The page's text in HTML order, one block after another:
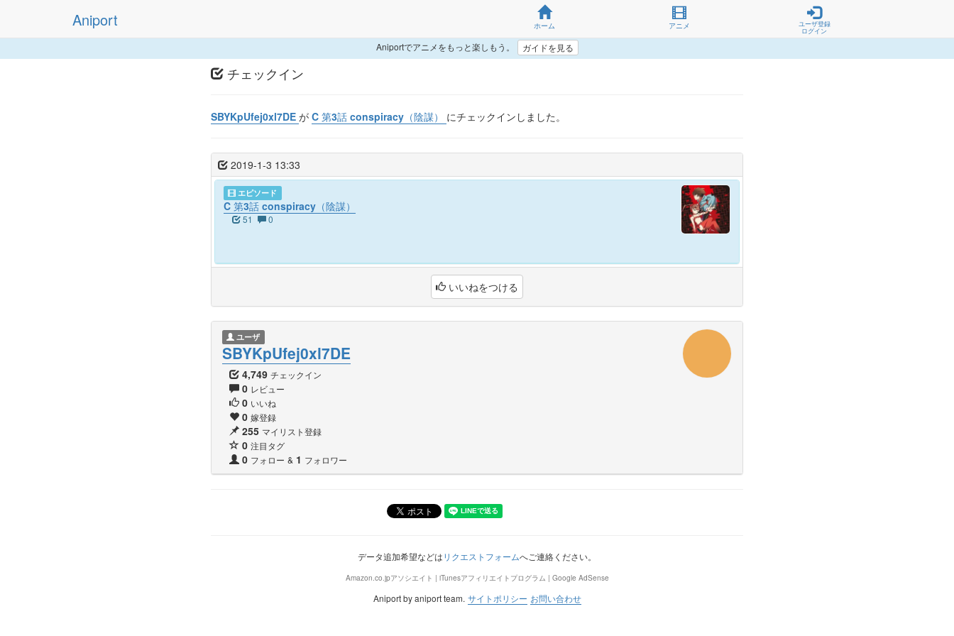
Aniport ホーム アニメ
ユーザ登録
ログイン
Aniportでアニメをもっと楽しもう。 ガイドを見る
チェックイン
SBYKpUfej0xl7DE が C 第3話 conspiracy（陰謀） にチェックインしました。
2019-1-3 13:33
エピソード
C 第3話 conspiracy（陰謀）
51 0
いいねをつける
ユーザ
SBYKpUfej0xl7DE
4,749 チェックイン
0 レビュー
0 いいね
0 嫁登録
255 マイリスト登録
0 注目タグ
0 フォロー & 1 フォロワー
データ追加希望などはリクエストフォームへご連絡ください。
Amazon.co.jpアソシエイト | iTunesアフィリエイトプログラム | Google AdSense
Aniport by aniport team. サイトポリシー お問い合わせ